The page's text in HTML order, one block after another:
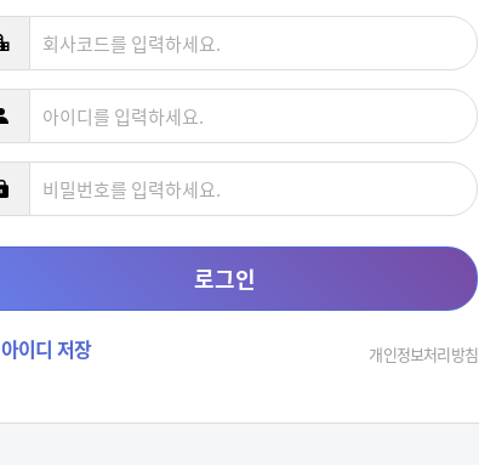
로그인
아이디 저장 개인정보처리방침